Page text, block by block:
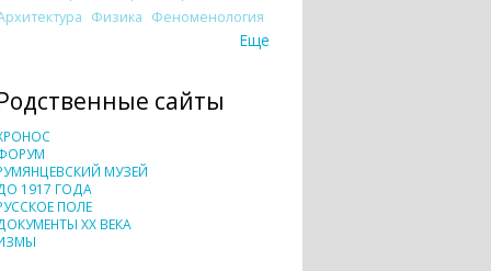
Физика Феноменология
Еще
сайты
МУЗЕЙ
1917 ГОДА
ПОЛЕ
XX ВЕКА